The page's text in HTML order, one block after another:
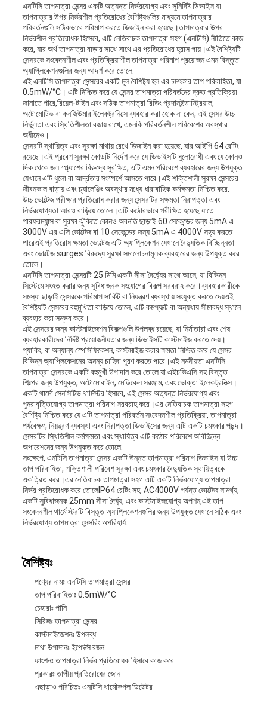
সাইট
ম্যাপ
PRIVACY
POLICY
এনটিসি তাপমাত্রা সেন্সর একটি অত্যন্ত নির্ভরযোগ্য এবং সুনির্দিষ্ট ডিভাইস যা
তাপমাত্রার উপর নির্ভরশীল প্রতিরোধের বৈশিষ্ট্যগুলির মাধ্যমে তাপমাত্রার
পরিবর্তনগুলি সঠিকভাবে পরিমাপ করতে ডিজাইন করা হয়েছে।তাপমাত্রার উপর
নির্ভরশীল প্রতিরোধক হিসেবে, এটি নেতিবাচক তাপমাত্রা সহগ (এনটিসি) নীতিতে কাজ
করে, যার অর্থ তাপমাত্রা বাড়ার সাথে সাথে এর প্রতিরোধের হ্রাস পায়।এই বৈশিষ্ট্যটি
সেন্সরকে সংবেদনশীল এবং প্রতিক্রিয়াশীল তাপমাত্রা পরিমাপ প্রয়োজন এমন বিস্তৃত
অ্যাপ্লিকেশনগুলির জন্য আদর্শ করে তোলে.
এই এনটিসি তাপমাত্রা সেন্সরের একটি মূল বৈশিষ্ট্য হল এর চমৎকার তাপ পরিবাহিতা, যা
0.5mW/°C। এটি নিশ্চিত করে যে সেন্সর তাপমাত্রা পরিবর্তনের দ্রুত প্রতিক্রিয়া
জানাতে পারে,রিয়েল-টাইম এবং সঠিক তাপমাত্রা রিডিং প্রদানইন্ডাস্ট্রিয়াল,
অটোমোটিভ বা কনজিউমার ইলেকট্রনিক্সে ব্যবহার করা হোক না কেন, এই সেন্সর উচ্চ
নির্ভুলতা এবং স্থিতিশীলতা বজায় রাখে, এমনকি পরিবর্তনশীল পরিবেশের অবস্থার
অধীনেও।
সেন্সরটি স্থায়িত্ব এবং সুরক্ষা মাথায় রেখে ডিজাইন করা হয়েছে, যার আইপি 64 রেটিং
রয়েছে।এই প্রবেশ সুরক্ষা কোডটি নির্দেশ করে যে ডিভাইসটি ধুলোরোধী এবং যে কোনও
দিক থেকে জল স্প্ল্যাশের বিরুদ্ধে সুরক্ষিত, এটি এমন পরিবেশে ব্যবহারের জন্য উপযুক্ত
যেখানে এটি ধুলো বা আর্দ্রতার সংস্পর্শে আসতে পারে।এই শক্তিশালী সুরক্ষা সেন্সরের
জীবনকাল বাড়ায় এবং চ্যালেঞ্জিং অবস্থার মধ্যে ধারাবাহিক কর্মক্ষমতা নিশ্চিত করে.
উচ্চ ভোল্টেজ পরীক্ষার প্রতিরোধ করার জন্য সেন্সরটির সক্ষমতা নিরাপত্তা এবং
নির্ভরযোগ্যতা আরও বাড়িয়ে তোলে।এটি কঠোরভাবে পরীক্ষিত হয়েছে যাতে
পারফরম্যান্স বা সুরক্ষা ঝুঁকিতে কোনও অবনতি ছাড়াই 60 সেকেন্ডের জন্য 5mA এ
3000V এর এসি ভোল্টেজ বা 10 সেকেন্ডের জন্য 5mA এ 4000V সহ্য করতে
পারেএই প্রতিরোধ ক্ষমতা ভোল্টেজ এটি অ্যাপ্লিকেশন যেখানে বৈদ্যুতিক বিচ্ছিন্নতা
এবং ভোল্টেজ surges বিরুদ্ধে সুরক্ষা সমালোচনামূলক ব্যবহারের জন্য উপযুক্ত করে
তোলে।
এনটিসি তাপমাত্রা সেন্সরটি 25 মিমি একটি সীসা দৈর্ঘ্যের সাথে আসে, যা বিভিন্ন
সিস্টেমে সংহত করার জন্য সুবিধাজনক সংযোগের বিকল্প সরবরাহ করে।ব্যবহারকারীকে
সমস্যা ছাড়াই সেন্সরকে পরিমাপ সার্কিট বা নিয়ন্ত্রণ ব্যবস্থায় সংযুক্ত করতে দেয়এই
বৈশিষ্ট্যটি সেন্সরের বহুমুখিতা বাড়িয়ে তোলে, এটি কমপ্যাক্ট বা অন্যথায় সীমাবদ্ধ স্থানে
ব্যবহার করা সম্ভব করে।
এই সেন্সরের জন্য কাস্টমাইজেশন বিকল্পগুলি উপলব্ধ রয়েছে, যা নির্মাতারা এবং শেষ
ব্যবহারকারীদের নির্দিষ্ট প্রয়োজনীয়তার জন্য ডিভাইসটি কাস্টমাইজ করতে দেয়।
প্যাকিং, বা অন্যান্য স্পেসিফিকেশন, কাস্টমাইজ করার ক্ষমতা নিশ্চিত করে যে সেন্সর
বিভিন্ন অ্যাপ্লিকেশনের অনন্য চাহিদা পূরণ করতে পারে।এই নমনীয়তা এনটিসি
তাপমাত্রা সেন্সরকে একটি বহুমুখী উপাদান করে তোলে যা এইচভিএসি সহ বিস্তৃত
শিল্পের জন্য উপযুক্ত, অটোমোবাইল, মেডিকেল সরঞ্জাম, এবং ভোক্তা ইলেকট্রনিক্স।
একটি থার্মো সেনসিটিভ থার্মিস্টর হিসাবে, এই সেন্সর অত্যন্ত নির্ভরযোগ্য এবং
পুনরাবৃত্তিযোগ্য তাপমাত্রা পরিমাপ সরবরাহ করে।এর নেতিবাচক তাপমাত্রা সহগ
বৈশিষ্ট্য নিশ্চিত করে যে এটি তাপমাত্রা পরিবর্তন সংবেদনশীল প্রতিক্রিয়া, তাপমাত্রা
পর্যবেক্ষণ, নিয়ন্ত্রণ ব্যবস্থা এবং নিরাপত্তা ডিভাইসের জন্য এটি একটি চমৎকার পছন্দ।
সেন্সরটির স্থিতিশীল কর্মক্ষমতা এবং স্থায়িত্ব এটি কঠোর পরিবেশে অবিচ্ছিন্ন
অপারেশনের জন্য উপযুক্ত করে তোলে.
সংক্ষেপে, এনটিসি তাপমাত্রা সেন্সর একটি উন্নত তাপমাত্রা পরিমাপ ডিভাইস যা উচ্চ
তাপ পরিবাহিতা, শক্তিশালী পরিবেশ সুরক্ষা এবং চমৎকার বৈদ্যুতিক স্থায়িত্বকে
একত্রিত করে।এর নেতিবাচক তাপমাত্রা সহগ এটি একটি নির্ভরযোগ্য তাপমাত্রা
নির্ভর প্রতিরোধক করে তোলেIP64 রেটিং সহ, AC4000V পর্যন্ত ভোল্টেজ সামর্থ্য,
একটি সুবিধাজনক 25mm সীসা দৈর্ঘ্য, এবং কাস্টমাইজযোগ্য অপশন,এই তাপ
সংবেদনশীল থার্মোস্টরটি বিস্তৃত অ্যাপ্লিকেশনগুলির জন্য উপযুক্ত যেখানে সঠিক এবং
নির্ভরযোগ্য তাপমাত্রা সেন্সরিং অপরিহার্য.
বৈশিষ্ট্যঃ
পণ্যের নামঃ এনটিসি তাপমাত্রা সেন্সর
তাপ পরিবাহিতাঃ 0.5mW/°C
চেহারাঃ পানি
সিরিজঃ তাপমাত্রা সেন্সর
কাস্টমাইজেশনঃ উপলব্ধ
মাথা উপাদানঃ ইপোক্সি রজন
ফাংশনঃ তাপমাত্রা নির্ভর প্রতিরোধক হিসাবে কাজ করে
প্রকারঃ তাপীয় প্রতিরোধের জোন
এছাড়াও পরিচিতঃ এনটিসি থার্মোকপল ডিটেক্টর